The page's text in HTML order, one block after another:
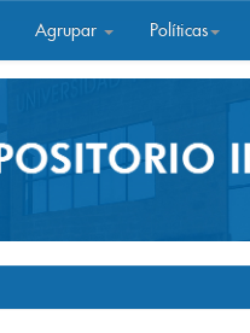
Agrupar Políticas